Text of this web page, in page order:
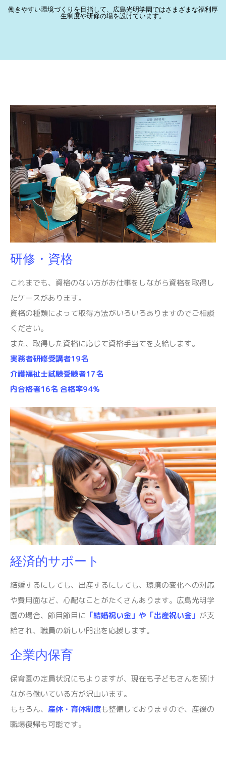
働きやすい環境づくりを目指して、広島光明学園ではさまざまな福利厚
生制度や研修の場を設けています。
研修・資格
これまでも、資格のない方がお仕事をしながら資格を取得し
たケースがあります。
資格の種類によって取得方法がいろいろありますのでご相談
ください。
また、取得した資格に応じて資格手当てを支給します。
実務者研修受講者19名
介護福祉士試験受験者17名
内合格者16名 合格率94%
経済的サポート
結婚するにしても、出産するにしても、環境の変化への対応
や費用面など、心配なことがたくさんあります。広島光明学
園の場合、節目節目に 「結婚祝い金」や「出産祝い金」 が支
給され、職員の新しい門出を応援します。
企業内保育
保育園の定員状況にもよりますが、現在も子どもさんを預け
ながら働いている方が沢山います。
もちろん、 産休・育休制度も整備しておりますので、産後の
職場復帰も可能です。